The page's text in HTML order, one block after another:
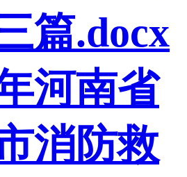
篇.docx
河南省
消防救